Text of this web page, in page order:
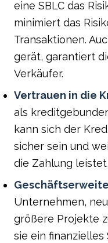
eine SBLC das
minimiert das
Transaktionen.
gerät, garantiert
Verkäufer.
Vertrauen in die
als
kann sich der
sicher sein und
die Zahlung
Unternehmen,
größere Projekte
sie ein